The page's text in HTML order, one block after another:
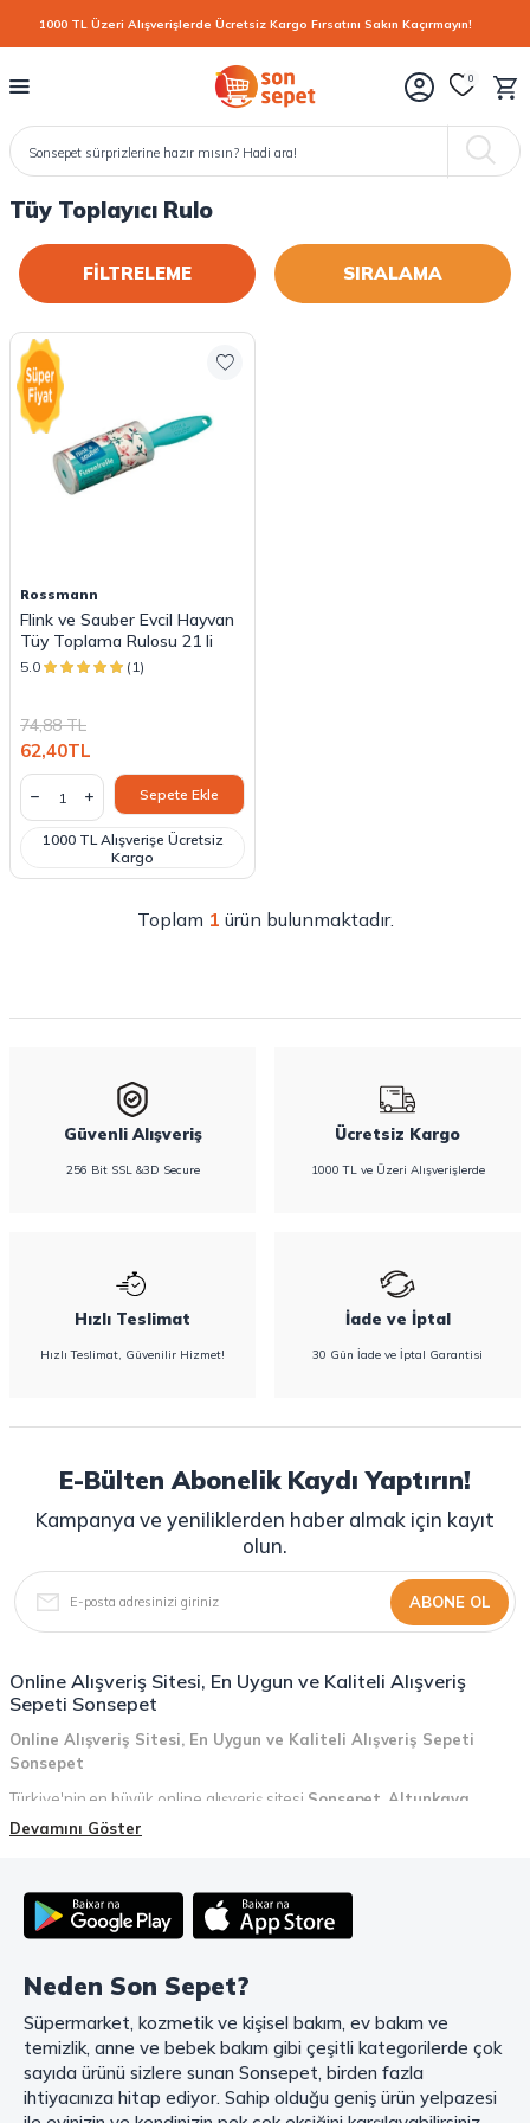
1000 TL Üzeri Alışverişlerde Ücretsiz Kargo Fırsatını Sakın Kaçırmayın!
0
Tüy Toplayıcı Rulo
FİLTRELEME
Rossmann
Flink ve Sauber Evcil Hayvan
Tüy Toplama Rulosu 21 li
5.0 (1)
74,88TL
62,40TL
Sepete Ekle
1000 TL Alışverişe Ücretsiz
Kargo
Toplam 1 ürün bulunmaktadır.
Güvenli Alışveriş
256 Bit SSL &3D Secure
Ücretsiz Kargo
1000 TL ve Üzeri Alışverişlerde
Hızlı Teslimat
Hızlı Teslimat, Güvenilir Hizmet!
İade ve İptal
30 Gün İade ve İptal Garantisi
E-Bülten Abonelik Kaydı Yaptırın!
Kampanya ve yeniliklerden haber almak için kayıt
olun.
ABONE OL
Online Alışveriş Sitesi, En Uygun ve Kaliteli Alışveriş
Sepeti Sonsepet
Online Alışveriş Sitesi, En Uygun ve Kaliteli Alışveriş Sepeti
Sonsepet
Türkiye'nin en büyük online alışveriş sitesi Sonsepet Altunkaya
Holdinggüvencesiyle hizmet vermektedir! Sonsepet, online alışveriş
teslimat ve güvenli ödeme seçenekleriyle, alışveriş yaparken
zamanınızı ve paranızı en verimli şekilde kullanırsınız.
Mahmood Coffee ile Kahve Keyfinizi Sonsepet'te Yaşayın!
Mahmood Coffee markasının eşsiz lezzetleriyle tanışın ve kahve
keyfinizi doruklara çıkarın. Filtre ve çekirdek kahve, kapsül kahve,
granül kahve, gold kahve, klasik kahve ve Türk kahvesi gibi birbirinden
lezzetli seçenekler arasından favorinizi seçin. Eğer pratik ve hızlı bir
kahve arıyorsanız, hazır Türk kahvesi ve cappuccino gibi seçenekler de
Devamını Göster
Neden Son Sepet?
Süpermarket, kozmetik ve kişisel bakım, ev bakım ve
temizlik, anne ve bebek bakım gibi çeşitli kategorilerde çok
sayıda ürünü sizlere sunan Sonsepet, birden fazla
ihtiyacınıza hitap ediyor. Sahip olduğu geniş ürün yelpazesi